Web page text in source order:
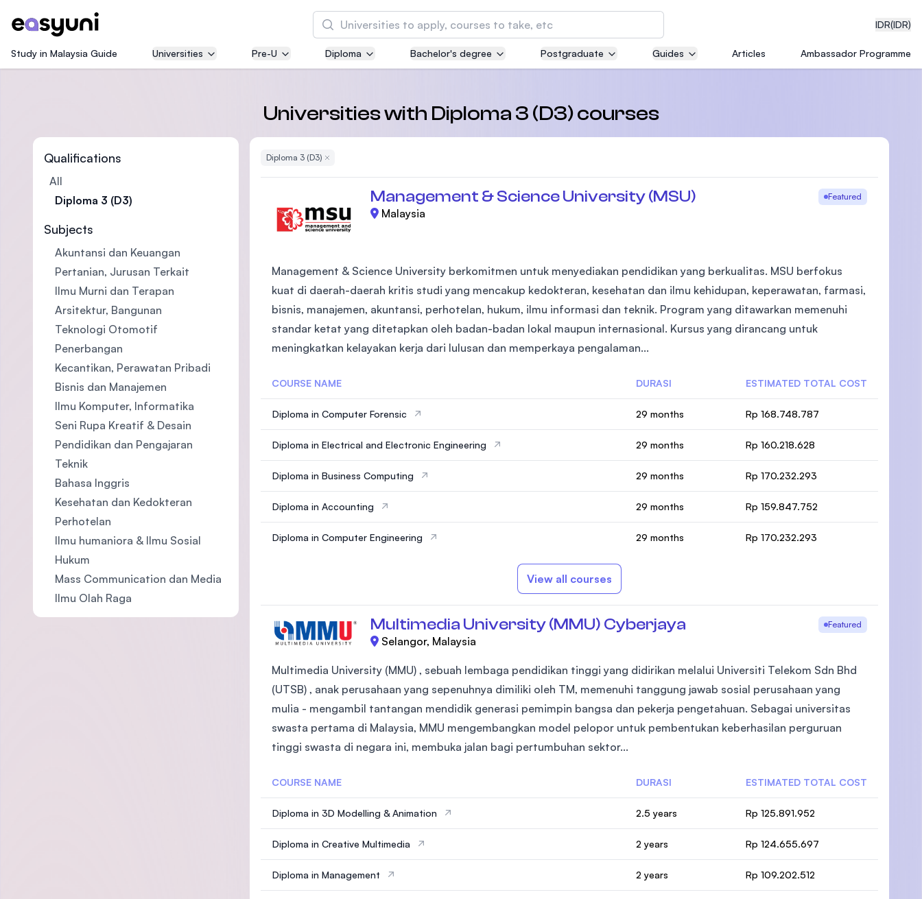
IDR(IDR)
Cari
Asia Pacific University of Technology and
Well-known for Computer Science, IT and Engineering
courses
Malaysia's first and most established private medical
and healthcare university
the Massachusetts Institute of Technology (MIT)
SEGi University Kota Damansara
Study in Malaysia Guide Universities Pre-U Diploma Bachelor's degree Postgraduate Guides Articles Ambassador Programme
Universities with Diploma 3 (D3) courses
Qualifications
All
Diploma 3 (D3)
Subjects
Akuntansi dan Keuangan
Pertanian, Jurusan Terkait
Ilmu Murni dan Terapan
Arsitektur, Bangunan
Teknologi Otomotif
Penerbangan
Kecantikan, Perawatan Pribadi
Bisnis dan Manajemen
Ilmu Komputer, Informatika
Seni Rupa Kreatif & Desain
Pendidikan dan Pengajaran
Teknik
Bahasa Inggris
Kesehatan dan Kedokteran
Perhotelan
Ilmu humaniora & Ilmu Sosial
Hukum
Mass Communication dan Media
Ilmu Olah Raga
Diploma 3 (D3) Remove Filter
Management & Science University (MSU) Featured
Malaysia
Management & Science University berkomitmen untuk menyediakan pendidikan yang berkualitas. MSU berfokus
kuat di daerah-daerah kritis studi yang mencakup kedokteran, kesehatan dan ilmu kehidupan, keperawatan, farmasi,
bisnis, manajemen, akuntansi, perhotelan, hukum, ilmu informasi dan teknik. Program yang ditawarkan memenuhi
standar ketat yang ditetapkan oleh badan-badan lokal maupun internasional. Kursus yang dirancang untuk
meningkatkan kelayakan kerja dari lulusan dan memperkaya pengalaman...
COURSE NAME DURASI ESTIMATED TOTAL COST
Diploma in Computer Forensic 29 months Rp 168.748.787
Diploma in Electrical and Electronic Engineering 29 months Rp 160.218.628
Diploma in Business Computing 29 months Rp 170.232.293
Diploma in Accounting 29 months Rp 159.847.752
Diploma in Computer Engineering 29 months Rp 170.232.293
View all courses
Multimedia University (MMU) Cyberjaya Featured
Selangor, Malaysia
Multimedia University (MMU) , sebuah lembaga pendidikan tinggi yang didirikan melalui Universiti Telekom Sdn Bhd
(UTSB) , anak perusahaan yang sepenuhnya dimiliki oleh TM, memenuhi tanggung jawab sosial perusahaan yang
mulia - mengambil tantangan mendidik generasi pemimpin bangsa dan pekerja pengetahuan. Sebagai universitas
swasta pertama di Malaysia, MMU mengembangkan model pelopor untuk pembentukan keberhasilan perguruan
tinggi swasta di negara ini, membuka jalan bagi pertumbuhan sektor...
COURSE NAME DURASI ESTIMATED TOTAL COST
Diploma in 3D Modelling & Animation 2.5 years Rp 125.891.952
Diploma in Creative Multimedia 2 years Rp 124.655.697
Diploma in Management 2 years Rp 109.202.512